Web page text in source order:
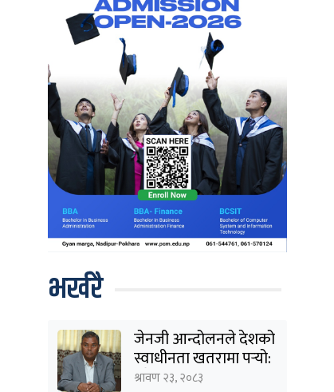
भर्खरै
जेनजी आन्दोलनले देशको
स्वाधीनता खतरामा पर्‍यो:
उपेन्द्र यादव
श्रावण २३, २०८३